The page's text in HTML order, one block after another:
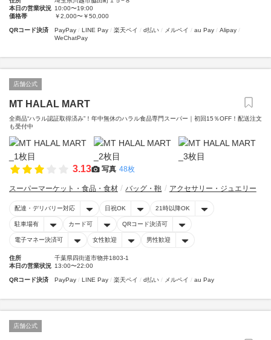
本日の営業状況 10:00〜19:00
価格帯
￥2,000〜￥50,000
QRコード決済 PayPay LINE Pay 楽天ペイ d払い メルペイ au Pay
Alipay
WeChatPay
店舗公式
MT HALAL MART
全商品“ハラル認証取得済み”！年中無休のハラル食品専門スーパー｜初回15％OFF！配送注文
も受付中
3.13 写真 48枚
スーパーマーケット・食品・食材 バッグ・鞄 アクセサリー・ジュエリー
配達・デリバリー対応 日祝OK 21時以降OK
駐車場有 カード可 QRコード決済可
電子マネー決済可 女性歓迎 男性歓迎
住所
千葉県四街道市物井1803-1
本日の営業状況 13:00〜22:00
QRコード決済 PayPay LINE Pay 楽天ペイ d払い メルペイ au Pay
店舗公式